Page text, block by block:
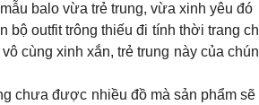
balo vừa trẻ trung, vừa xinh yêu đó
bộ outfit trông thiếu đi tính thời trang ch
cùng xinh xắn, trẻ trung này của chún
chưa được nhiều đồ mà sản phẩm sẽ